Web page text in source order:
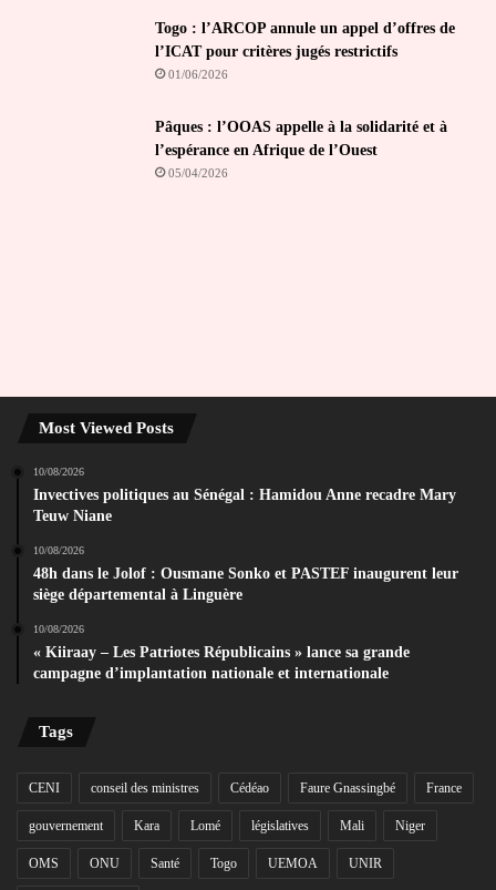
Togo : l’ARCOP annule un appel d’offres de
l’ICAT pour critères jugés restrictifs
01/06/2026
Pâques : l’OOAS appelle à la solidarité et à
l’espérance en Afrique de l’Ouest
05/04/2026
Most Viewed Posts
10/08/2026
Invectives politiques au Sénégal : Hamidou Anne recadre Mary
Teuw Niane
10/08/2026
48h dans le Jolof : Ousmane Sonko et PASTEF inaugurent leur
siège départemental à Linguère
10/08/2026
« Kiiraay – Les Patriotes Républicains » lance sa grande
campagne d’implantation nationale et internationale
Tags
CENI conseil des ministres Cédéao Faure Gnassingbé France
gouvernement Kara Lomé législatives Mali Niger
OMS ONU Santé Togo UEMOA UNIR